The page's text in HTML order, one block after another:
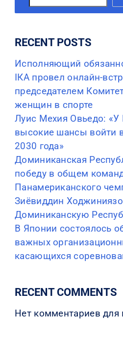
RECENT POSTS
Исполняющий
IКА провел онлайн-
председателем
женщин в спорте
Луис Мехия Овьедо: «У
высокие шансы войти
2030 года»
Доминиканская
победу в общем
Панамериканского
Зиёвиддин
Доминиканскую
В Японии состоялось
важных
касающихся
RECENT COMMENTS
Нет комментариев для